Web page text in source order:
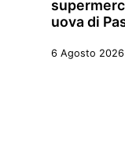
uova di
6 Agosto 2026